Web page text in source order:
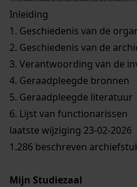
Inleiding
1. Geschiedenis van de
2. Geschiedenis van de
3. Verantwoording van de
4. Geraadpleegde bronnen
5. Geraadpleegde literatuur
6. Lijst van functionarissen
laatste wijziging 23-02-2026
1.286 beschreven
Mijn Studiezaal